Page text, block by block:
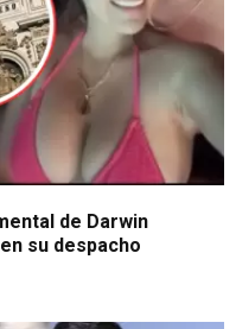
de Darwin
su despacho